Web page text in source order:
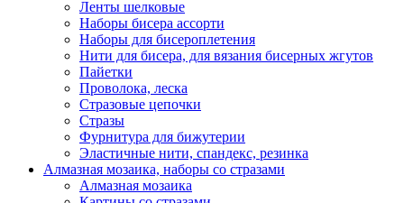
Ленты шелковые
Наборы бисера ассорти
Наборы для бисероплетения
Нити для бисера, для вязания бисерных жгутов
Пайетки
Проволока, леска
Стразовые цепочки
Стразы
Фурнитура для бижутерии
Эластичные нити, спандекс, резинка
Алмазная мозаика, наборы со стразами
Алмазная мозаика